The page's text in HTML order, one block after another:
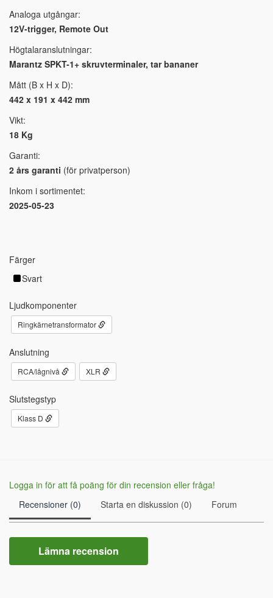
Analoga utgångar:
12V-trigger, Remote Out
Högtalaranslutningar:
Marantz SPKT-1+ skruvterminaler, tar bananer
Mått (B x H x D):
442 x 191 x 442 mm
Vikt:
18 Kg
Garanti:
2 års garanti (för privatperson)
Inkom i sortimentet:
2025-05-23
Färger
Svart
Ljudkomponenter
Ringkärnetransformator
Anslutning
RCA/lågnivå XLR
Slutstegstyp
Klass D
Logga in för att få poäng för din recension eller fråga!
Recensioner (0)
Starta en diskussion (0) Forum
Lämna recension